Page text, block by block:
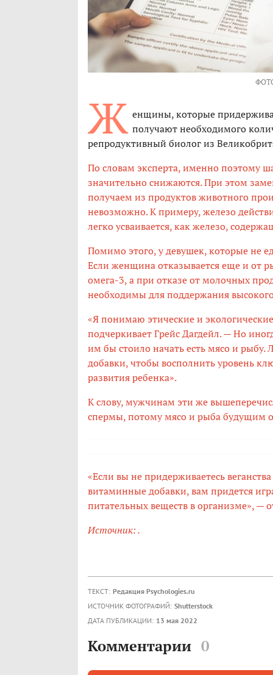
Ж енщины, которые
получают необходимого
репродуктивный биолог из
По словам эксперта, именно поэтому
значительно снижаются. При этом
получаем из продуктов животного
невозможно. К примеру, железо
легко усваивается, как железо,
Помимо этого, у девушек, которые не
Если женщина отказывается еще и от
омега-3, а при отказе от молочных
необходимы для поддержания
«Я понимаю этические и
подчеркивает Грейс Дагдейл. — Но
им бы стоило начать есть мясо и
добавки, чтобы восполнить уровень
развития ребенка».
К слову, мужчинам эти же
спермы, потому мясо и рыба будущим
«Если вы не придерживаетесь
витаминные добавки, вам придется
питательных веществ в организме», —
Источник:.
ТЕКСТ: Редакция Psychologies.ru
ИСТОЧНИК ФОТОГРАФИЙ: Shutterstock
ДАТА ПУБЛИКАЦИИ: 13 мая 2022
Комментарии 0